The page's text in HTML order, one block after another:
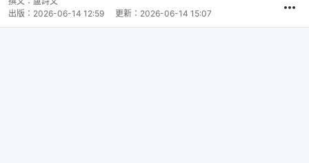
出版： 2026-06-14 12:59 更新： 2026-06-14 15:07